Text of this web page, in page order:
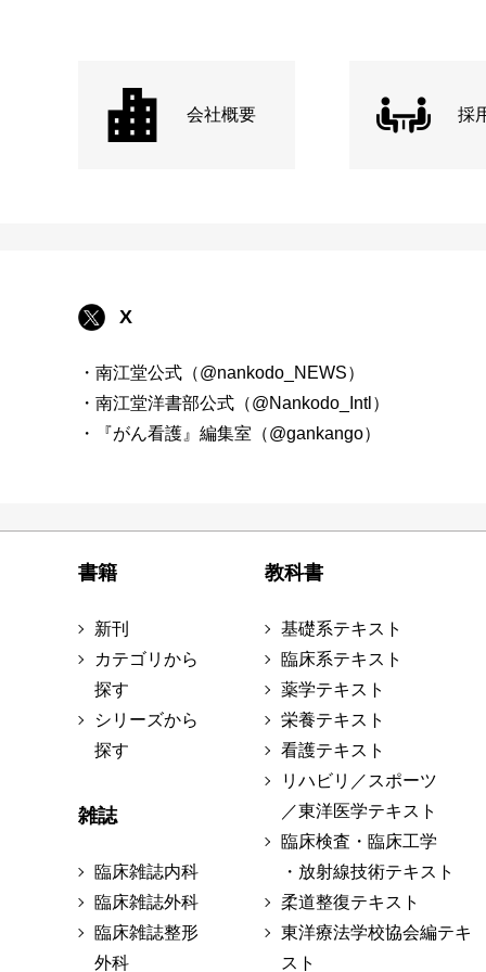
会社概要 採
X
・南江堂公式（@nankodo_NEWS）
・南江堂洋書部公式（@Nankodo_Intl）
・『がん看護』編集室（@gankango）
書籍
新刊
カテゴリから
探す
シリーズから
探す
雑誌
臨床雑誌内科
臨床雑誌外科
臨床雑誌整形
外科
教科書
基礎系テキスト
臨床系テキスト
薬学テキスト
栄養テキスト
看護テキスト
リハビリ／スポーツ
／東洋医学テキスト
臨床検査・臨床工学
・放射線技術テキスト
柔道整復テキスト
東洋療法学校協会編テキ
スト